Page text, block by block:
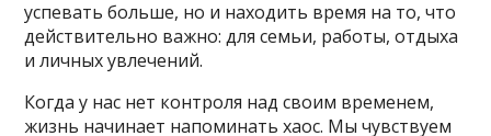
успевать больше, но и находить время на то, что
действительно важно: для семьи, работы, отдыха
и личных увлечений.
Когда у нас нет контроля над своим временем,
жизнь начинает напоминать хаос. Мы чувствуем